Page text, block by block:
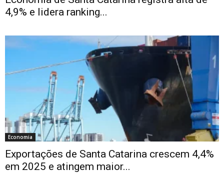
4,9% e lidera ranking...
Economia
Exportações de Santa Catarina crescem 4,4%
em 2025 e atingem maior...